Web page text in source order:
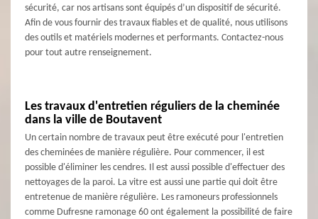
sécurité, car nos artisans sont équipés d’un dispositif de sécurité.
Afin de vous fournir des travaux fiables et de qualité, nous utilisons
des outils et matériels modernes et performants. Contactez-nous
pour tout autre renseignement.
Les travaux d'entretien réguliers de la cheminée
dans la ville de Boutavent
Un certain nombre de travaux peut être exécuté pour l'entretien
des cheminées de manière régulière. Pour commencer, il est
possible d'éliminer les cendres. Il est aussi possible d'effectuer des
nettoyages de la paroi. La vitre est aussi une partie qui doit être
entretenue de manière régulière. Les ramoneurs professionnels
comme Dufresne ramonage 60 ont également la possibilité de faire